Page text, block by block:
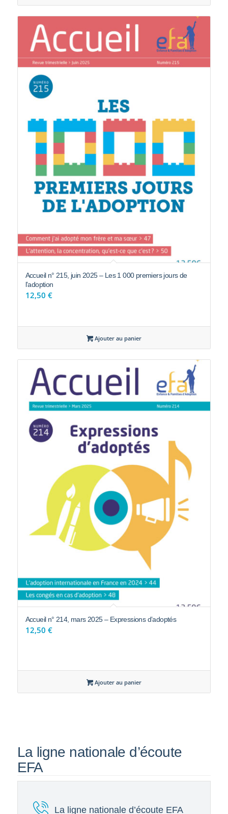
Accueil n° 215, juin 2025 – Les 1 000 premiers jours de
l’adoption
12,50 €
Ajouter au panier
Accueil n° 214, mars 2025 – Expressions d’adoptés
12,50 €
Ajouter au panier
La ligne nationale d’écoute
EFA
La ligne nationale d’écoute EFA